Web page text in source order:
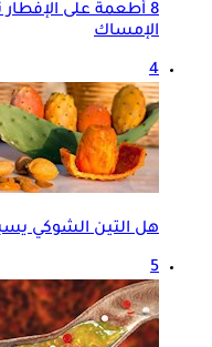
8 أطعمة على
الإمساك
4
هل التين الشوكي
5